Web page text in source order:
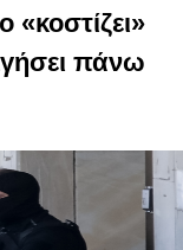
πάνω